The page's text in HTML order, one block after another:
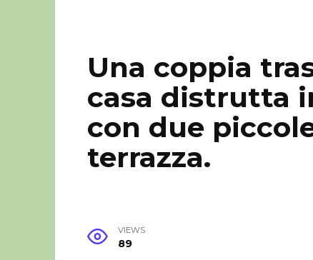
Una coppia
casa distrutta
con due
terrazza.
VIEWS
89